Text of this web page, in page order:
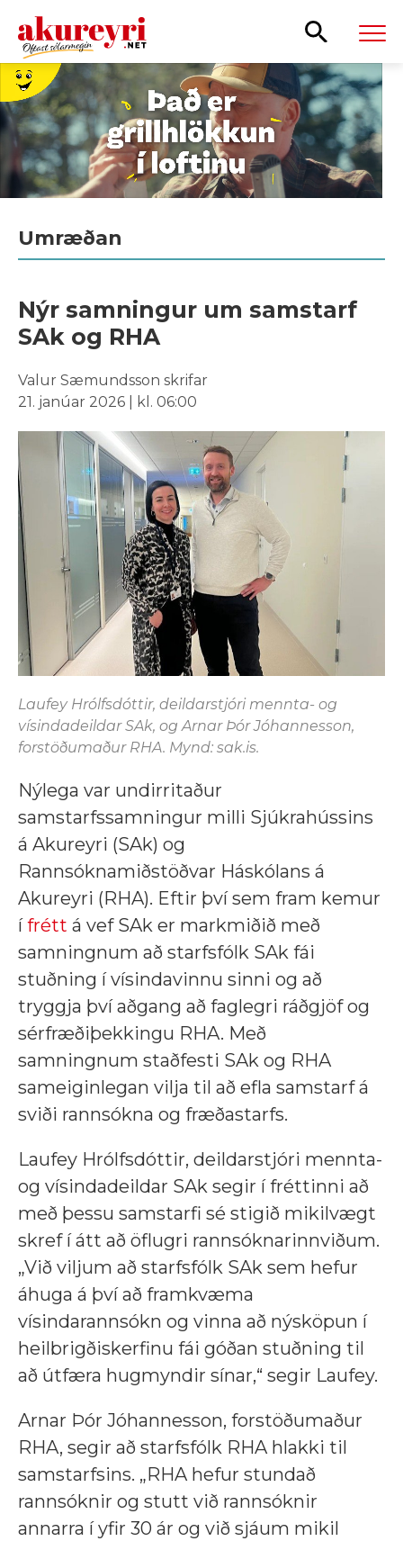
Leita
Umræðan
Nýr samningur um samstarf
SAk og RHA
Valur Sæmundsson skrifar
21. janúar 2026 | kl. 06:00
Laufey Hrólfsdóttir, deildarstjóri mennta- og
vísindadeildar SAk, og Arnar Þór Jóhannesson,
forstöðumaður RHA. Mynd: sak.is.
Nýlega var undirritaður
samstarfssamningur milli Sjúkrahússins
á Akureyri (SAk) og
Rannsóknamiðstöðvar Háskólans á
Akureyri (RHA). Eftir því sem fram kemur
ífrétt á vef SAk er markmiðið með
samningnum að starfsfólk SAk fái
stuðning í vísindavinnu sinni og að
tryggja því aðgang að faglegri ráðgjöf og
sérfræðiþekkingu RHA. Með
samningnum staðfesti SAk og RHA
sameiginlegan vilja til að efla samstarf á
sviði rannsókna og fræðastarfs.
Laufey Hrólfsdóttir, deildarstjóri mennta-
og vísindadeildar SAk segir í fréttinni að
með þessu samstarfi sé stigið mikilvægt
skref í átt að öflugri rannsóknarinnviðum.
„Við viljum að starfsfólk SAk sem hefur
áhuga á því að framkvæma
vísindarannsókn og vinna að nýsköpun í
heilbrigðiskerfinu fái góðan stuðning til
að útfæra hugmyndir sínar,“ segir Laufey.
Arnar Þór Jóhannesson, forstöðumaður
RHA, segir að starfsfólk RHA hlakki til
samstarfsins. „RHA hefur stundað
rannsóknir og stutt við rannsóknir
annarra í yfir 30 ár og við sjáum mikil